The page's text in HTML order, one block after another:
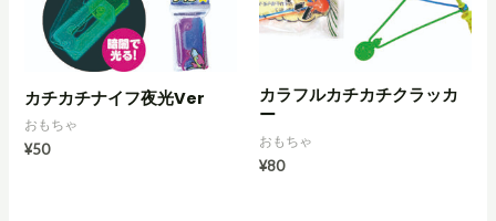
カチカチナイフ夜光Ver
おもちゃ
¥50
カラフルカチカチクラッカ
ー
おもちゃ
¥80